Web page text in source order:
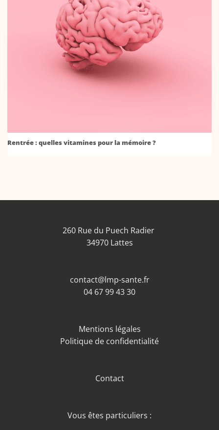
Rentrée : quelles vitamines pour la mémoire ?
260 Rue du Puech Radier
34970 Lattes
contact@lmp-sante.fr
04 67 99 43 30
Mentions légales
Politique de confidentialité
Contact
Vous êtes particuliers :